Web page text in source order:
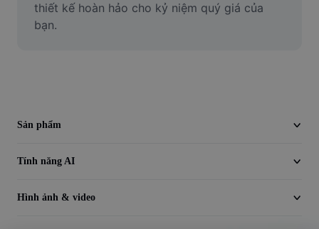
Trình chỉnh sửa video
thiết kế hoàn hảo cho kỷ niệm quý giá của
bạn.
Sản phẩm
Tính năng AI
Hình ảnh & video